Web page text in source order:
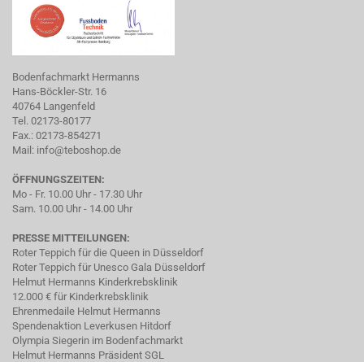
Bodenfachmarkt Hermanns
Hans-Böckler-Str. 16
40764 Langenfeld
Tel. 02173-80177
Fax.: 02173-854271
Mail: info@teboshop.de
ÖFFNUNGSZEITEN:
Mo - Fr. 10.00 Uhr - 17.30 Uhr
Sam. 10.00 Uhr - 14.00 Uhr
PRESSE MITTEILUNGEN:
Roter Teppich für die Queen in Düsseldorf
Roter Teppich für Unesco Gala Düsseldorf
Helmut Hermanns Kinderkrebsklinik
12.000 € für Kinderkrebsklinik
Ehrenmedaile Helmut Hermanns
Spendenaktion Leverkusen Hitdorf
Olympia Siegerin im Bodenfachmarkt
Helmut Hermanns Präsident SGL